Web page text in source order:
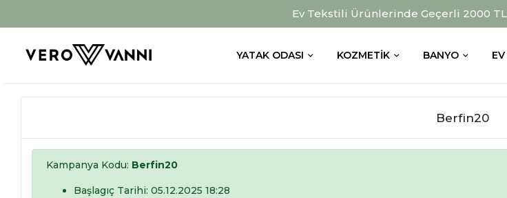
Ev Tekstili Ürünlerinde Geçerli 2000
YATAK ODASI KOZMETIK BANYO
Berfin20
Kampanya Kodu: Berfin20
Başlagıç Tarihi: 05.12.2025 18:28